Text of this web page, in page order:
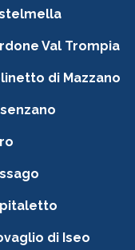
Val Trompia
di Mazzano
di Iseo